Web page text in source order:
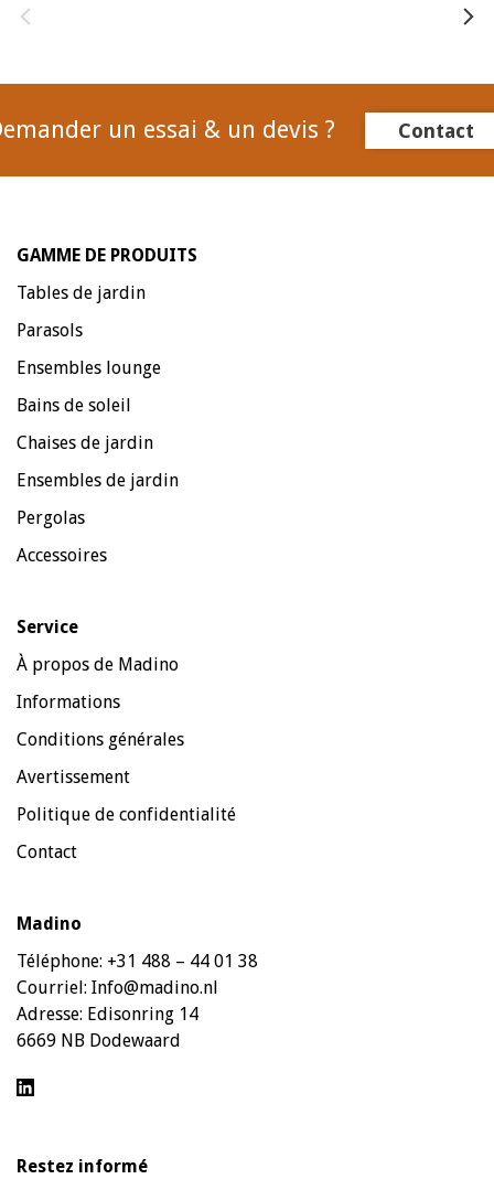
un essai & un devis ? Contact
GAMME DE PRODUITS
Tables de jardin
Parasols
Ensembles lounge
Bains de soleil
Chaises de jardin
Ensembles de jardin
Pergolas
Accessoires
Service
À propos de Madino
Informations
Conditions générales
Avertissement
Politique de confidentialité
Contact
Madino
Téléphone: +31 488 – 44 01 38
Courriel: Info@madino.nl
Adresse: Edisonring 14
6669 NB Dodewaard
Restez informé